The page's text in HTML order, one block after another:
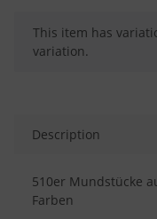
x
This item has
variation.
Description
510er Mundstücke
Farben